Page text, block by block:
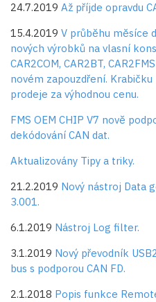
24.7.2019 Až příjde opravdu
15.4.2019 V průběhu měsíce
nových výrobků na vlasní
CAR2COM, CAR2BT,
novém zapouzdření.
prodeje za výhodnou cenu.
FMS OEM CHIP V7 nově
dekódování CAN dat.
Aktualizovány Tipy a triky.
21.2.2019 Nový nástroj Data
3.001.
6.1.2019 Nástroj Log filter.
3.1.2019 Nový převodník
bus s podporou CAN FD.
2.1.2018 Popis funkce